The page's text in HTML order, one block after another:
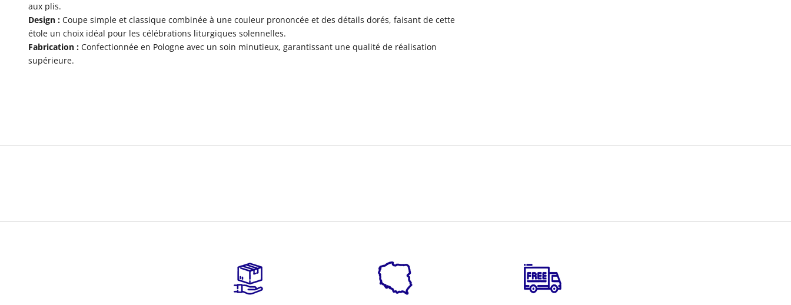
aux plis.
Design : Coupe simple et classique combinée à une couleur prononcée et des détails dorés, faisant de cette
étole un choix idéal pour les célébrations liturgiques solennelles.
Fabrication : Confectionnée en Pologne avec un soin minutieux, garantissant une qualité de réalisation
supérieure.